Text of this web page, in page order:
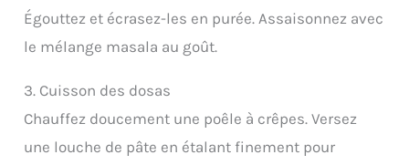
Égouttez et écrasez-les en purée. Assaisonnez avec
le mélange masala au goût.
3. Cuisson des dosas
Chauffez doucement une poêle à crêpes. Versez
une louche de pâte en étalant finement pour